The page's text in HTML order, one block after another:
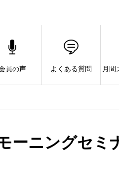
員の声 よくある質問 月間
ーニングセミ